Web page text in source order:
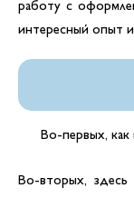
работу с
интересный опыт
Во-первых, как
Во-вторых,